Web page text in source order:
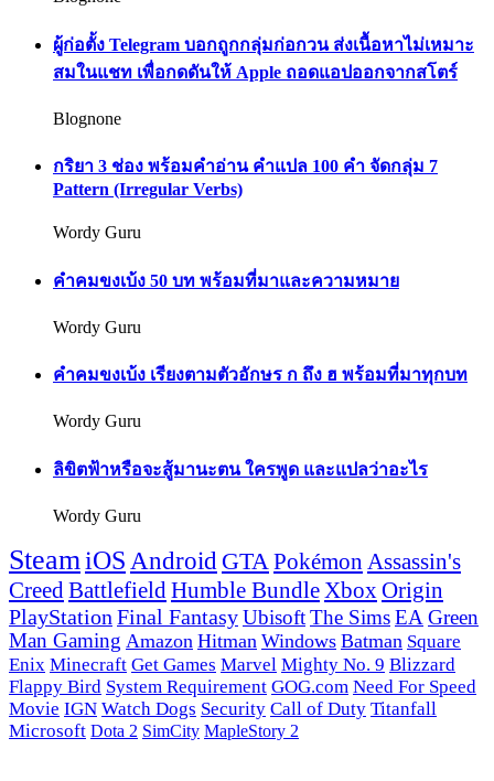
ผู้ก่อตั้ง Telegram บอกถูกกลุ่มก่อกวน ส่งเนื้อหาไม่เหมาะ
สมในแชท เพื่อกดดันให้ Apple ถอดแอปออกจากสโตร์
Blognone
กริยา 3 ช่อง พร้อมคำอ่าน คำแปล 100 คำ จัดกลุ่ม 7
Pattern (Irregular Verbs)
Wordy Guru
คำคมขงเบ้ง 50 บท พร้อมที่มาและความหมาย
Wordy Guru
คำคมขงเบ้ง เรียงตามตัวอักษร ก ถึง ฮ พร้อมที่มาทุกบท
Wordy Guru
ลิขิตฟ้าหรือจะสู้มานะตน ใครพูด และแปลว่าอะไร
Wordy Guru
SteamiOS Android GTAPokémon Assassin's
CreedBattlefieldHumble Bundle Xbox Origin
PlayStation Final FantasyUbisoftThe Sims EA Green
Man Gaming Amazon Hitman Windows Batman Square
Enix Minecraft Get Games Marvel Mighty No. 9 Blizzard
Flappy Bird System Requirement GOG.com Need For Speed
Movie IGN Watch Dogs Security Call of Duty Titanfall
Microsoft Dota 2 SimCity MapleStory 2